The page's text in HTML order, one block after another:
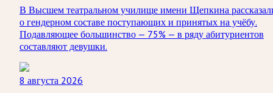
В Высшем театральном училище имени Щепкина
о гендерном составе поступающих и принятых на учёбу.
Подавляющее большинство — 75% — в ряду абитуриентов
составляют девушки.
8 августа 2026